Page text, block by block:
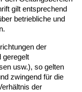
gilt entsprechend
betriebliche und
der
geregelt
usw.), so gelten
zwingend für die
der